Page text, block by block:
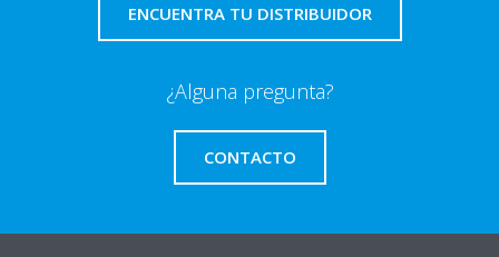
ENCUENTRA TU DISTRIBUIDOR
¿Alguna pregunta?
CONTACTO